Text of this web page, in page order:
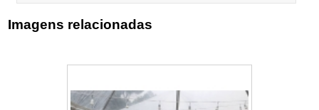
Imagens relacionadas